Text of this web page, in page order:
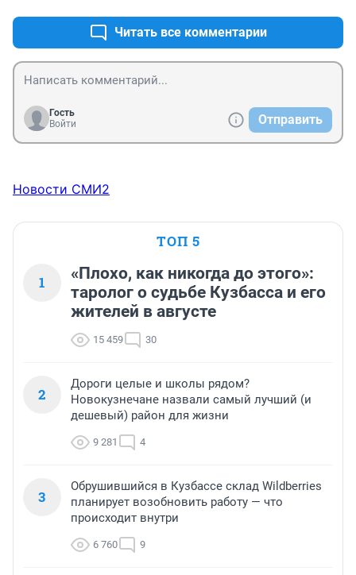
Читать все комментарии
Гость
Войти
Отправить
Новости СМИ2
ТОП 5
1
«Плохо, как никогда до этого»:
таролог о судьбе Кузбасса и его
жителей в августе
15 459 30
2
Дороги целые и школы рядом?
Новокузнечане назвали самый лучший (и
дешевый) район для жизни
9 281 4
3
Обрушившийся в Кузбассе склад Wildberries
планирует возобновить работу — что
происходит внутри
6 760 9